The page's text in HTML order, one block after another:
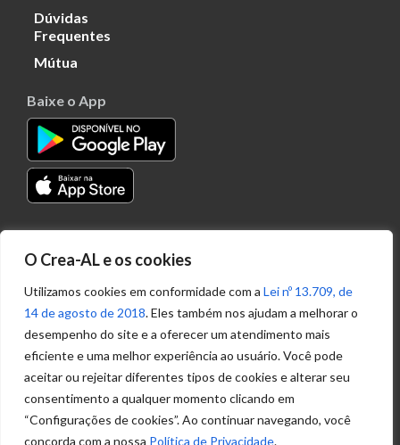
O Crea-AL e os cookies
Utilizamos cookies em conformidade com a Lei nº 13.709, de
14 de agosto de 2018. Eles também nos ajudam a melhorar o
desempenho do site e a oferecer um atendimento mais
eficiente e uma melhor experiência ao usuário. Você pode
aceitar ou rejeitar diferentes tipos de cookies e alterar seu
consentimento a qualquer momento clicando em
“Configurações de cookies”. Ao continuar navegando, você
concorda com a nossa Política de Privacidade.
Dúvidas
Frequentes
Mútua
Baixe o App
Transparência
Portal
Acesso à
Informação
Política de
Privacidade de
Ouvidoria